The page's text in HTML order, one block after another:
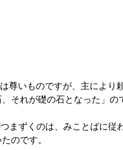
尊いものですが、主により
それが礎の石となった」の
まずくのは、みことばに従
のです。